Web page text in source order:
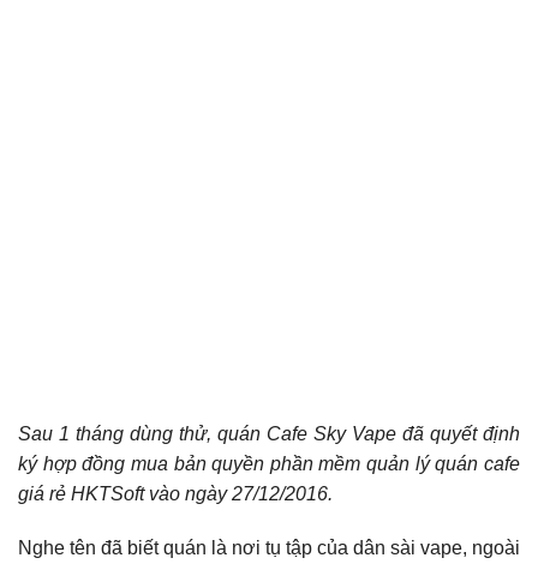
Sau 1 tháng dùng thử, quán Cafe Sky Vape đã quyết định
ký hợp đồng mua bản quyền phần mềm quản lý quán cafe
giá rẻ HKTSoft vào ngày 27/12/2016.
Nghe tên đã biết quán là nơi tụ tập của dân sài vape, ngoài